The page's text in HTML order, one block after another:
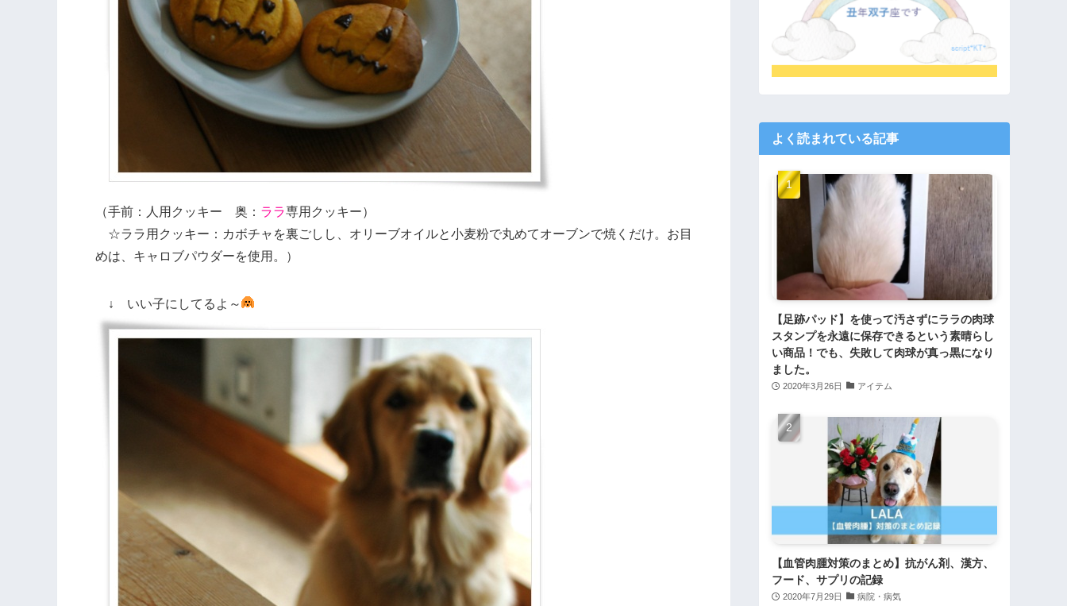
（手前：人用クッキー 奥： ララ専用クッキー）
☆ララ用クッキー：カボチャを裏ごしし、オリーブオイルと小麦粉で丸めてオーブンで焼くだけ。お目
めは、キャロブパウダーを使用。）
↓ いい子にしてるよ～
よく読まれている記事
【足跡パッド】を使って汚さずにララの肉球
スタンプを永遠に保存できるという素晴らし
い商品！でも、失敗して肉球が真っ黒になり
ました。
2020年3月26日 アイテム
【血管肉腫対策のまとめ】抗がん剤、漢方、
フード、サプリの記録
2020年7月29日 病院・病気